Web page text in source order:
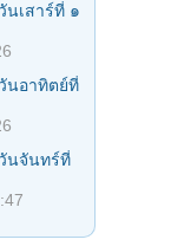
นเสาร์ที่ ๑
นอาทิตย์ที่
นจันทร์ที่